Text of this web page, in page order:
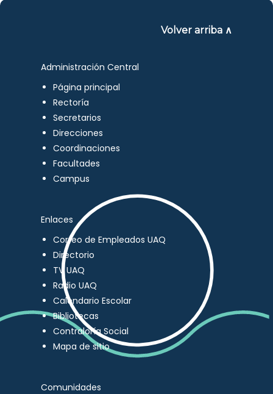
Volver arriba ∧
Administración Central
Página principal
Rectoría
Secretarios
Direcciones
Coordinaciones
Facultades
Campus
Enlaces
Correo de Empleados UAQ
Directorio
TV UAQ
Radio UAQ
Calendario Escolar
Bibliotecas
Contraloría Social
Mapa de sitio
Comunidades